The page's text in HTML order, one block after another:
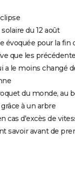
du 12 août
évoquée pour la fin
que les
a le moins changé
du monde, au
à un arbre
cas d'excès de
savoir avant de